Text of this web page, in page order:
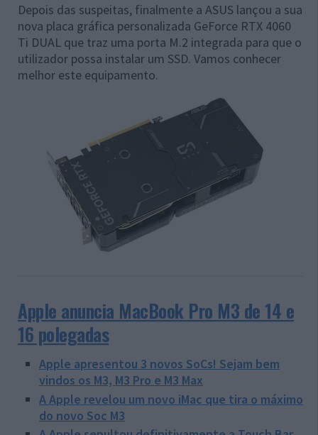
Depois das suspeitas, finalmente a ASUS lançou a sua
nova placa gráfica personalizada GeForce RTX 4060
Ti DUAL que traz uma porta M.2 integrada para que o
utilizador possa instalar um SSD. Vamos conhecer
melhor este equipamento.
Apple anuncia MacBook Pro M3 de 14 e
16 polegadas
Apple apresentou 3 novos SoCs! Sejam bem
vindos os M3, M3 Pro e M3 Max
A Apple revelou um novo iMac que tira o máximo
do novo Soc M3